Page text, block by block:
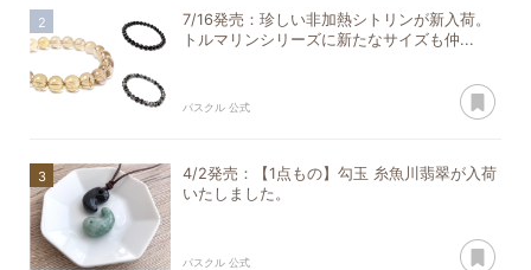
7/16発売：珍しい非加熱シトリンが新入荷。
トルマリンシリーズに新たなサイズも仲...
パスクル 公式
4/2発売：【1点もの】勾玉 糸魚川翡翠が入荷
いたしました。
パスクル 公式